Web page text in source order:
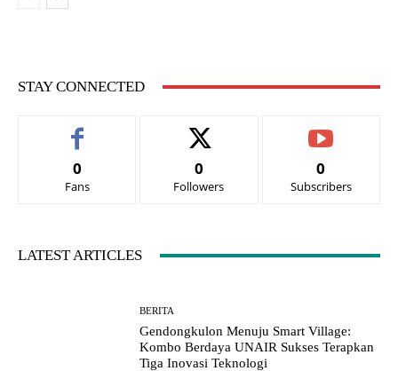
STAY CONNECTED
0
Fans
0
Followers
0
Subscribers
LATEST ARTICLES
BERITA
Gendongkulon Menuju Smart Village:
Kombo Berdaya UNAIR Sukses Terapkan
Tiga Inovasi Teknologi